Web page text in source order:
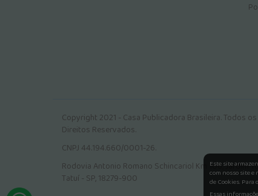
Copyright 2021 - Casa Publicadora Brasileira. Todos os
Direitos Reservados.
CNPJ 44.194.660/0001-26.
Rodovia Antonio Romano Schincariol Km 106, Jardim
Tatuí - SP, 18279-900
Este site
com nosso site
de Cookies.